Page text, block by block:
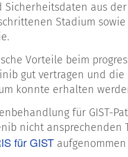
aus der
Stadium
Vorteile beim
gut vertragen und
konnte erhalten
für GIST-
nicht ansprechenden
für GIST